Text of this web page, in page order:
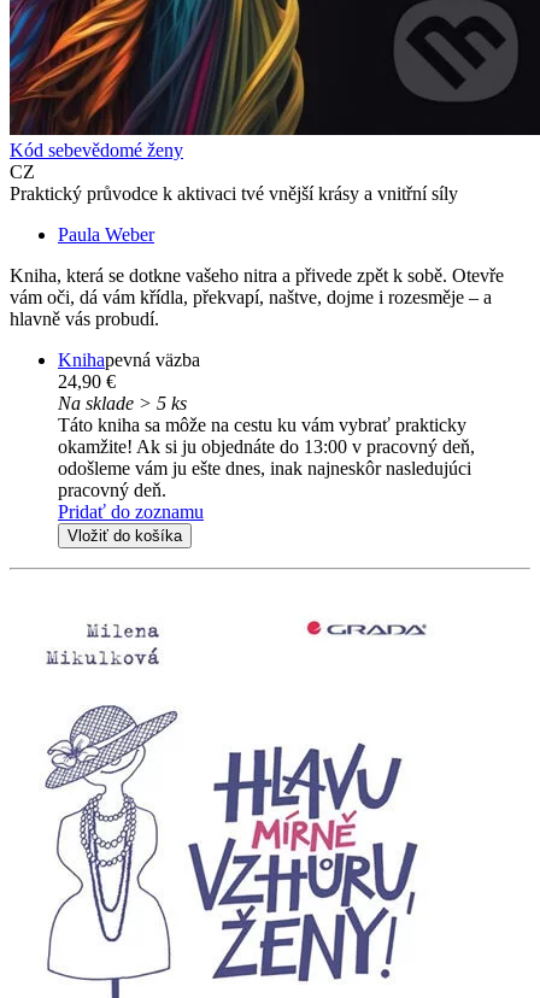
Kód sebevědomé ženy
CZ
Praktický průvodce k aktivaci tvé vnější krásy a vnitřní síly
Paula Weber
Kniha, která se dotkne vašeho nitra a přivede zpět k sobě. Otevře
vám oči, dá vám křídla, překvapí, naštve, dojme i rozesměje – a
hlavně vás probudí.
Knihapevná väzba
24,90 €
Na sklade > 5 ks
Táto kniha sa môže na cestu ku vám vybrať prakticky
okamžite! Ak si ju objednáte do 13:00 v pracovný deň,
odošleme vám ju ešte dnes, inak najneskôr nasledujúci
pracovný deň.
Pridať do zoznamu
Vložiť do košíka